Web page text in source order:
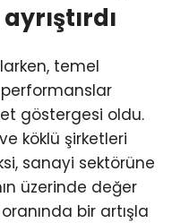
temel
performanslar
göstergesi oldu.
köklü şirketleri
sanayi sektörüne
üzerinde değer
bir artışla